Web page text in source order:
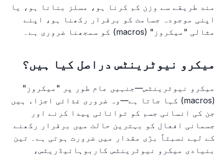
مند طریقے سے وزن کم کرنا ہو، مسلز بنانا ہو، یا
اپنی موجودہ جسامت کو برقرار رکھنا ہو، اپنے
مثالی "میکروز" (macros) کو سمجھنا ضروری ہے۔
میکرو نیوٹرینٹس دراصل کیا ہیں؟
میکرو نیوٹرینٹس—جنہیں عام طور پر "میکروز"
(macros) کہا جاتا ہے—وہ ضروری غذائی اجزاء ہیں
جن کی انسانی جسم کو توانائی پیدا کرنے اور
جسمانی افعال کو بہترین حالت میں برقرار رکھنے
کے لیے نسبتاً بڑی مقدار میں ضرورت ہوتی ہے۔ تین
بنیادی میکرو نیوٹرینٹس کاربوہائیڈریٹس،